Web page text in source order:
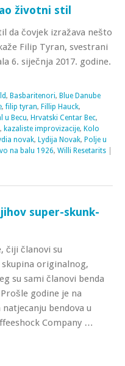
životni stil
da čovjek izražava nešto
Filip Tyran, svestrani
6. siječnja 2017. godine.
, Basbaritenori, Blue Danube
,filip tyran, Fillip Hauck,
u Becu, Hrvatski Centar Bec,
, kazaliste improvizacije, Kolo
novak, Lydija Novak, Polje u
na balu 1926, Willi Resetarits
super-skunk-
čiji članovi su
originalnog,
su sami članovi benda
godine je na
bendova u
Company …